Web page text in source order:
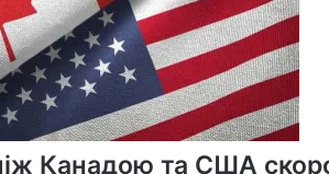
Канадою та США